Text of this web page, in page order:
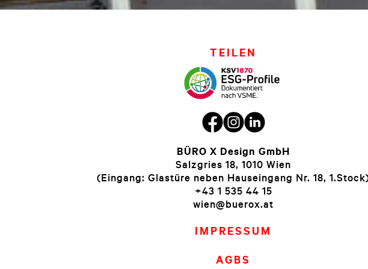
TEILEN
BÜRO X Design GmbH
Salzgries 18, 1010 Wien
(Eingang: Glastüre neben Hauseingang Nr. 18,
+43 1 535 44 15
wien@buerox.at
IMPRESSUM
AGBS